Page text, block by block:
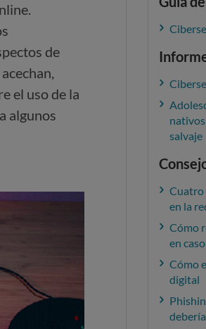
de
el uso de la
algunos
salvaje
Cuatro
en la
Cómo
en
Cómo
digital